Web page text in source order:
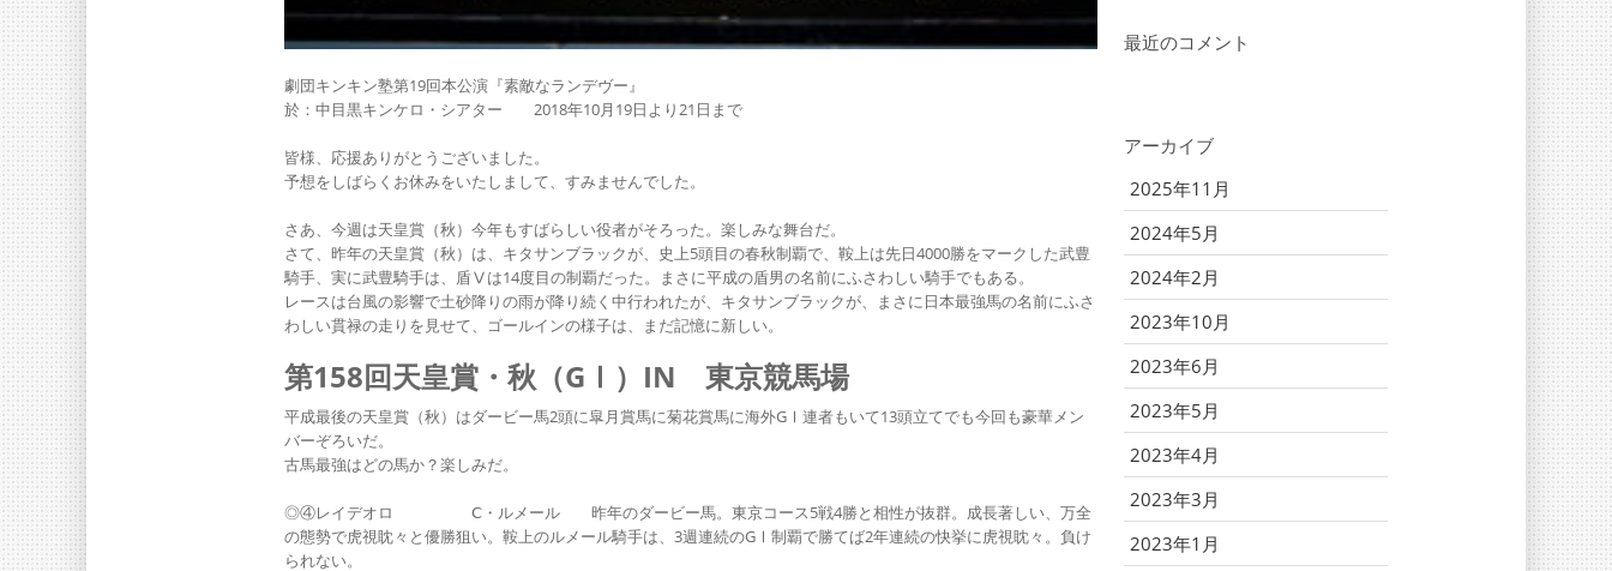
劇団キンキン塾第19回本公演『素敵なランデヴー』
於：中目黒キンケロ・シアター 2018年10月19日より21日まで
皆様、応援ありがとうございました。
予想をしばらくお休みをいたしまして、すみませんでした。
さあ、今週は天皇賞（秋）今年もすばらしい役者がそろった。楽しみな舞台だ。
さて、昨年の天皇賞（秋）は、キタサンブラックが、史上5頭目の春秋制覇で、鞍上は先日4000勝をマークした武豊
騎手、実に武豊騎手は、盾Ⅴは14度目の制覇だった。まさに平成の盾男の名前にふさわしい騎手でもある。
レースは台風の影響で土砂降りの雨が降り続く中行われたが、キタサンブラックが、まさに日本最強馬の名前にふさ
わしい貫禄の走りを見せて、ゴールインの様子は、まだ記憶に新しい。
第158回天皇賞・秋（GⅠ）IN 東京競馬場
平成最後の天皇賞（秋）はダービー馬2頭に皐月賞馬に菊花賞馬に海外GⅠ連者もいて13頭立てでも今回も豪華メン
バーぞろいだ。
古馬最強はどの馬か？楽しみだ。
◎④レイデオロ Ⅽ・ルメール 昨年のダービー馬。東京コース5戦4勝と相性が抜群。成長著しい、万全
の態勢で虎視眈々と優勝狙い。鞍上のルメール騎手は、3週連続のGⅠ制覇で勝てば2年連続の快挙に虎視眈々。負け
られない。
最近のコメント
アーカイブ
2025年11月
2024年5月
2024年2月
2023年10月
2023年6月
2023年5月
2023年4月
2023年3月
2023年1月